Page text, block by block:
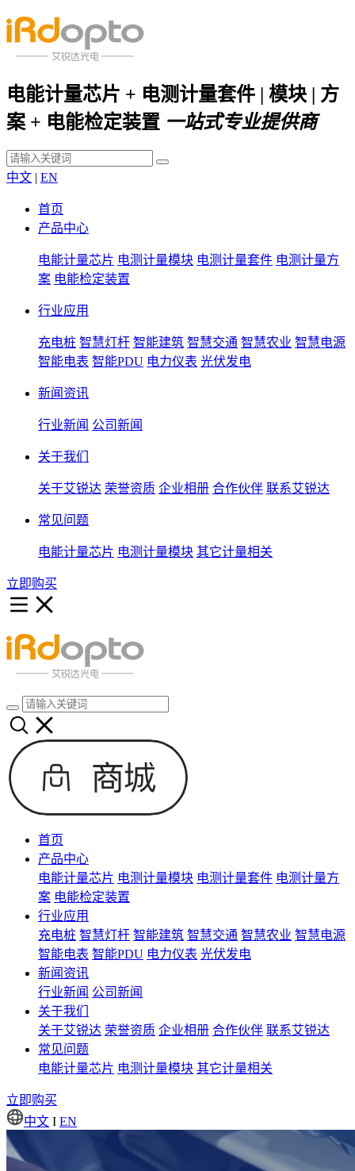
电能计量芯片 + 电测计量套件 | 模块 | 方
案 + 电能检定装置 一站式专业提供商
中文 | EN
首页
产品中心
电能计量芯片 电测计量模块 电测计量套件 电测计量方
案 电能检定装置
行业应用
充电桩 智慧灯杆 智能建筑 智慧交通 智慧农业 智慧电源
智能电表 智能PDU 电力仪表 光伏发电
新闻资讯
行业新闻 公司新闻
关于我们
关于艾锐达 荣誉资质 企业相册 合作伙伴 联系艾锐达
常见问题
电能计量芯片 电测计量模块 其它计量相关
立即购买
首页
产品中心
电能计量芯片 电测计量模块 电测计量套件 电测计量方
案 电能检定装置
行业应用
充电桩 智慧灯杆 智能建筑 智慧交通 智慧农业 智慧电源
智能电表 智能PDU 电力仪表 光伏发电
新闻资讯
行业新闻 公司新闻
关于我们
关于艾锐达 荣誉资质 企业相册 合作伙伴 联系艾锐达
常见问题
电能计量芯片 电测计量模块 其它计量相关
立即购买
中文 I EN